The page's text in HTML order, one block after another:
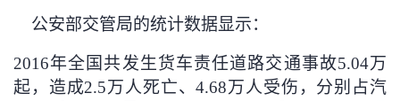
我
者
学
支
持
公安部交管局的统计数据显示：
2016年全国共发生货车责任道路交通事故5.04万
起，造成2.5万人死亡、4.68万人受伤，分别占汽